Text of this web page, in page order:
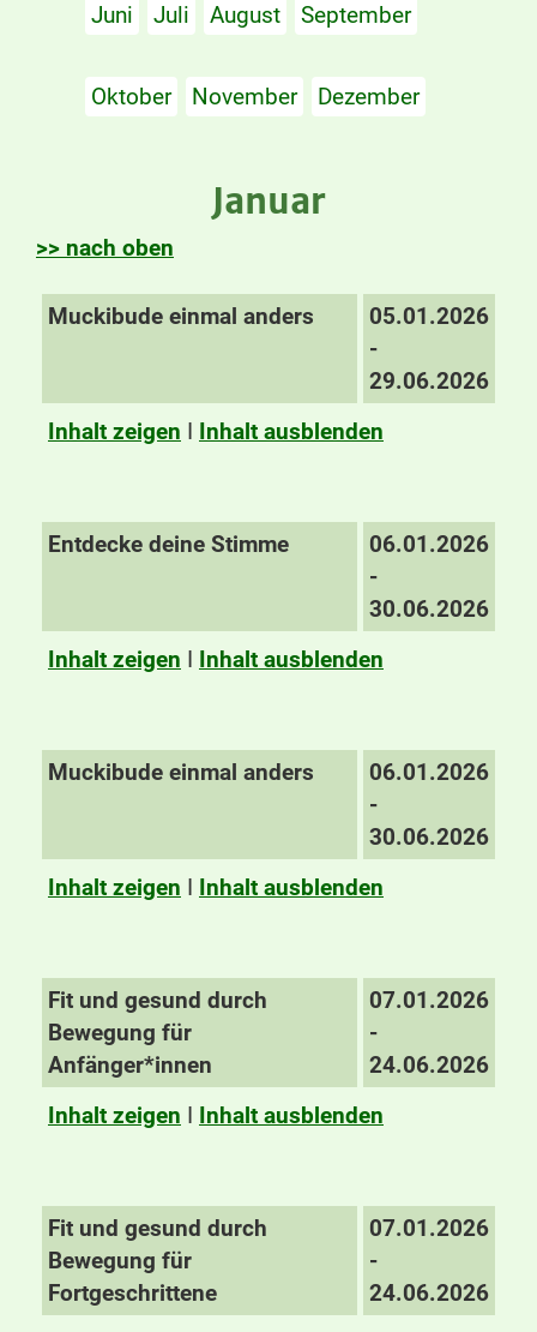
Juni Juli August September
Oktober November Dezember
Januar
>> nach oben
Muckibude einmal anders
05.01.2026
-
29.06.2026
Inhalt zeigen I Inhalt ausblenden
Entdecke deine Stimme
06.01.2026
-
30.06.2026
Inhalt zeigen I Inhalt ausblenden
Muckibude einmal anders
06.01.2026
-
30.06.2026
Inhalt zeigen I Inhalt ausblenden
Fit und gesund durch
Bewegung für
Anfänger*innen
07.01.2026
-
24.06.2026
Inhalt zeigen I Inhalt ausblenden
Fit und gesund durch
Bewegung für
Fortgeschrittene
07.01.2026
-
24.06.2026